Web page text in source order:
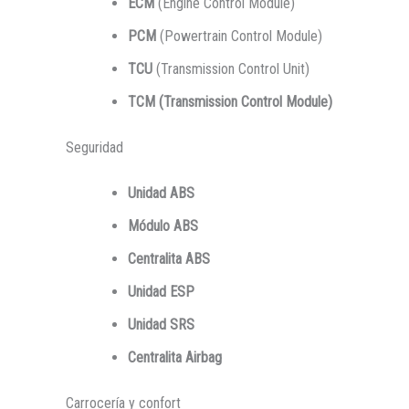
PCM (Powertrain Control Module)
TCU (Transmission Control Unit)
TCM (Transmission Control Module)
Seguridad
Unidad ABS
Módulo ABS
Centralita ABS
Unidad ESP
Unidad SRS
Centralita Airbag
Carrocería y confort